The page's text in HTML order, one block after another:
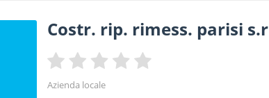
Costr. rip. rimess. parisi s.r
Azienda locale